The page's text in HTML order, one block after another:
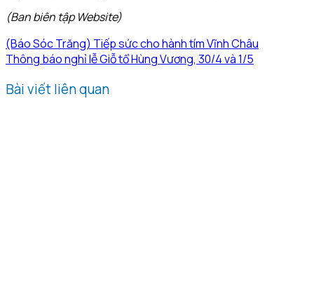
(Ban biên tập Website)
(Báo Sóc Trăng) Tiếp sức cho hành tím Vĩnh Châu
Thông báo nghỉ lễ Giỗ tổ Hùng Vương, 30/4 và 1/5
Bài viết liên quan